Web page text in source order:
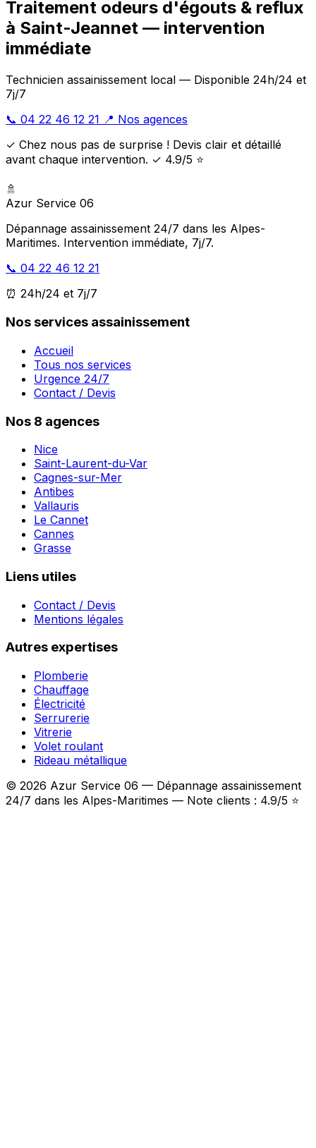
Traitement odeurs d'égouts & reflux
à Saint-Jeannet — intervention
immédiate
Technicien assainissement local — Disponible 24h/24 et
7j/7
📞 04 22 46 12 21 📍 Nos agences
✓ Chez nous pas de surprise ! Devis clair et détaillé
avant chaque intervention. ✓ 4.9/5 ⭐
🚿
Azur Service 06
Dépannage assainissement 24/7 dans les Alpes-
Maritimes. Intervention immédiate, 7j/7.
📞 04 22 46 12 21
⏰ 24h/24 et 7j/7
Nos services assainissement
Accueil
Tous nos services
Urgence 24/7
Contact / Devis
Nos 8 agences
Nice
Saint-Laurent-du-Var
Cagnes-sur-Mer
Antibes
Vallauris
Le Cannet
Cannes
Grasse
Liens utiles
Contact / Devis
Mentions légales
Autres expertises
Plomberie
Chauffage
Électricité
Serrurerie
Vitrerie
Volet roulant
Rideau métallique
© 2026 Azur Service 06 — Dépannage assainissement
24/7 dans les Alpes-Maritimes — Note clients : 4.9/5 ⭐